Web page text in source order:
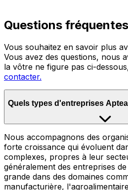
Questions
Vous souhaitez en savoir plus
Vous avez des questions, nous
la vôtre ne figure pas ci-
contacter.
Quels types d'entreprises
Nous accompagnons des
forte croissance qui évoluent
complexes, propres à leur
généralement des entreprises
grande dans des domaines
manufacturière,